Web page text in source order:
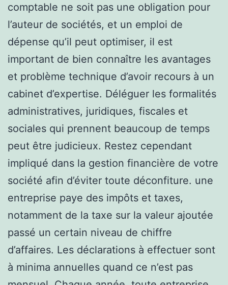
comptable ne soit pas une obligation pour
l’auteur de sociétés, et un emploi de
dépense qu’il peut optimiser, il est
important de bien connaître les avantages
et problème technique d’avoir recours à un
cabinet d’expertise. Déléguer les formalités
administratives, juridiques, fiscales et
sociales qui prennent beaucoup de temps
peut être judicieux. Restez cependant
impliqué dans la gestion financière de votre
société afin d’éviter toute déconfiture. une
entreprise paye des impôts et taxes,
notamment de la taxe sur la valeur ajoutée
passé un certain niveau de chiffre
d’affaires. Les déclarations à effectuer sont
à minima annuelles quand ce n’est pas